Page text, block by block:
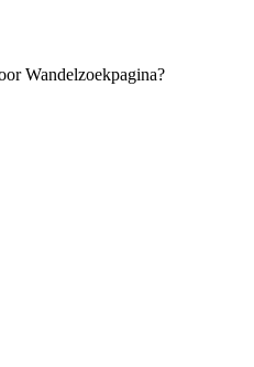
Wandelzoekpagina?